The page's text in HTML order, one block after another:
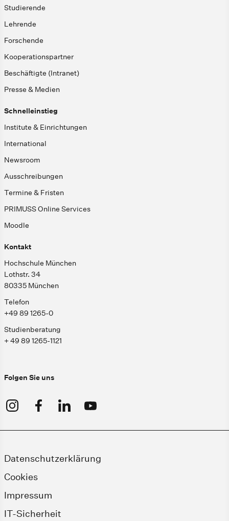
Studierende
Lehrende
Forschende
Kooperationspartner
Beschäftigte (Intranet)
Presse & Medien
Schnelleinstieg
Institute & Einrichtungen
International
Newsroom
Ausschreibungen
Termine & Fristen
PRIMUSS Online Services
Moodle
Kontakt
Hochschule München
Lothstr. 34
80335 München
Telefon
+49 89 1265-0
Studienberatung
+ 49 89 1265-1121
Folgen Sie uns
Datenschutzerklärung
Cookies
Impressum
IT-Sicherheit